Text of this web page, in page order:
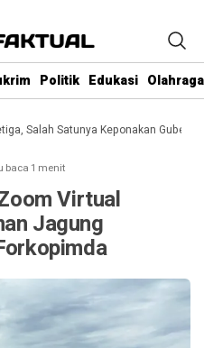
Politik Edukasi Olahraga
Satunya Keponakan Gubernur
baca 1 menit
Virtual
Jagung